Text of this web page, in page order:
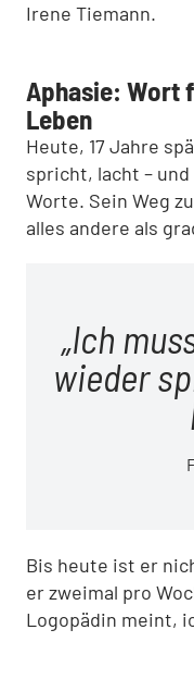
Irene Tiemann.
Aphasie: Wort
Leben
Heute, 17 Jahre
spricht, lacht –
Worte. Sein Weg
alles andere als
Ich
wieder
Bis heute ist er
er zweimal pro
Logopädin meint,